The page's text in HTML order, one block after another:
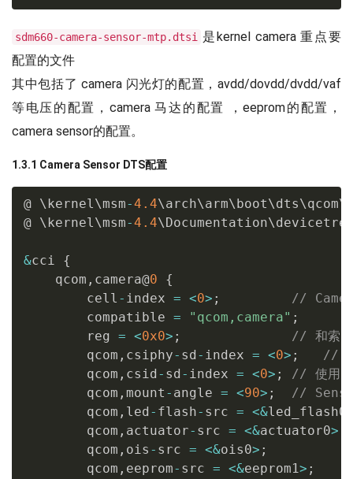
sdm660-camera-sensor-mtp.dtsi
是kernel camera 重点要
配置的文件
其中包括了 camera 闪光灯的配置，avdd/dovdd/dvdd/vaf
等电压的配置，camera 马达的配置 ，eeprom的配置，
camera sensor的配置。
1.3.1 Camera Sensor DTS配置
@ \kernel\msm-4.4
@ \kernel\msm-4.4
&cci {
    qcom
, camera@0
{
        cell
- index = <0> ;
//
        compatible
= "qcom,camera" ;
        reg
= <0x0> ;
// 和索引
        qcom
, csiphy- sd- index = <0> ;
// 使
        qcom
, csid- sd- index = <0> ;
// 使用
        qcom
, mount - angle = <90> ;
// Sensor
        qcom
, led- flash- src = <&led_flash0
        qcom
, actuator- src = <&actuator0>
        qcom
, ois - src = <&ois0> ;
        qcom
, eeprom- src = <&eeprom1> ;